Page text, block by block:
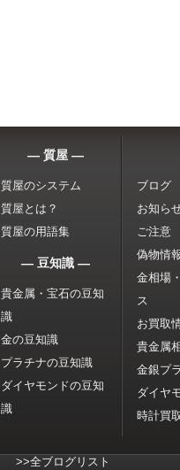
― 質屋 ―
質屋のシステム
質屋とは？
質屋の用語集
― 豆知識 ―
貴金属・宝石の豆知
識
金の豆知識
プラチナの豆知識
ダイヤモンドの豆知
識
>>全ブログリスト
ブログ
お知ら
ご注意
偽物情
金相場
ス
お買取
貴金属
金銀プ
ダイヤ
時計買